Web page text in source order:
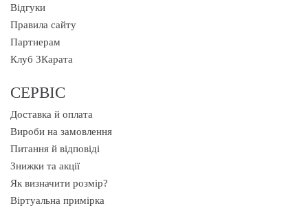
Відгуки
Правила сайту
Партнерам
Клуб 3Карата
СЕРВІС
Доставка й оплата
Вироби на замовлення
Питання й відповіді
Знижки та акції
Як визначити розмір?
Віртуальна примірка